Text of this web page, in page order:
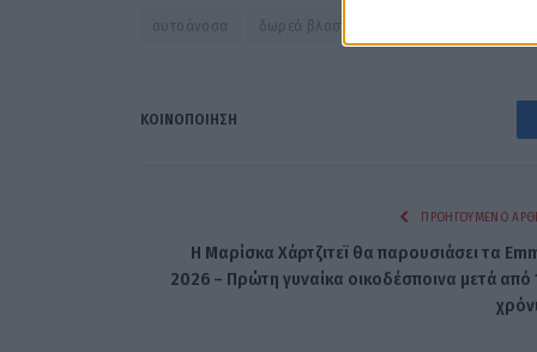
αυτοάνοσα δωρεά βλαστοκυττάρων
ΚΟΙΝΟΠΟΊΗΣΗ
ΠΡΟΗΓΟΎΜΕΝΟ
Η Μαρίσκα Χάρτζιτεϊ θα παρουσιάσει τα
2026 – Πρώτη γυναίκα οικοδέσποινα μετά από